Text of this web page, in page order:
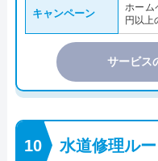
キャンペーン
ホーム
円以上
サービス
水道修理ルー